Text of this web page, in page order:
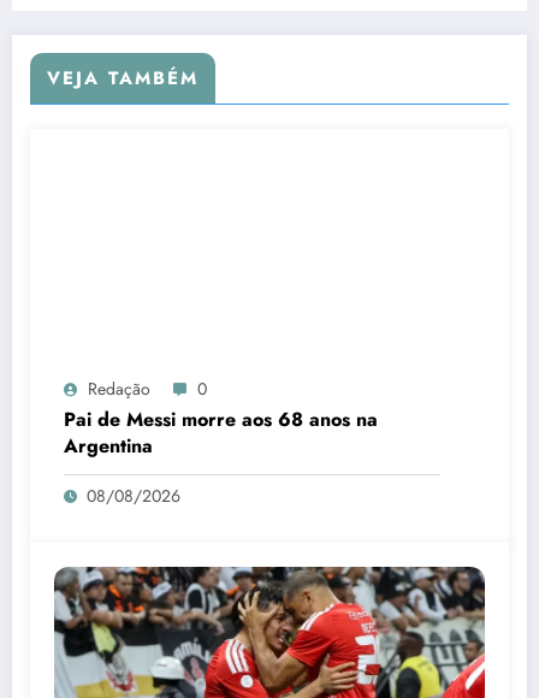
VEJA TAMBÉM
Redação 0
Pai de Messi morre aos 68 anos na
Argentina
08/08/2026